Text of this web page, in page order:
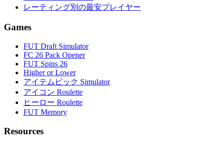
レーティング別の最安プレイヤー
Games
FUT Draft Simulator
FC 26 Pack Opener
FUT Spins 26
Higher or Lower
アイテムピック Simulator
アイコン Roulette
ヒーロー Roulette
FUT Memory
Resources